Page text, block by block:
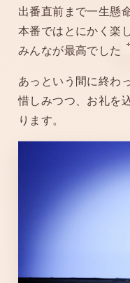
出番直前まで一生懸
本番ではとにかく楽
みんなが最高でした
あっという間に終わ
惜しみつつ、お礼を
ります。